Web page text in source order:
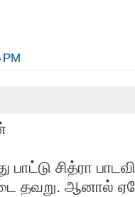
பாட்டு சித்ரா
தவறு. ஆனால்